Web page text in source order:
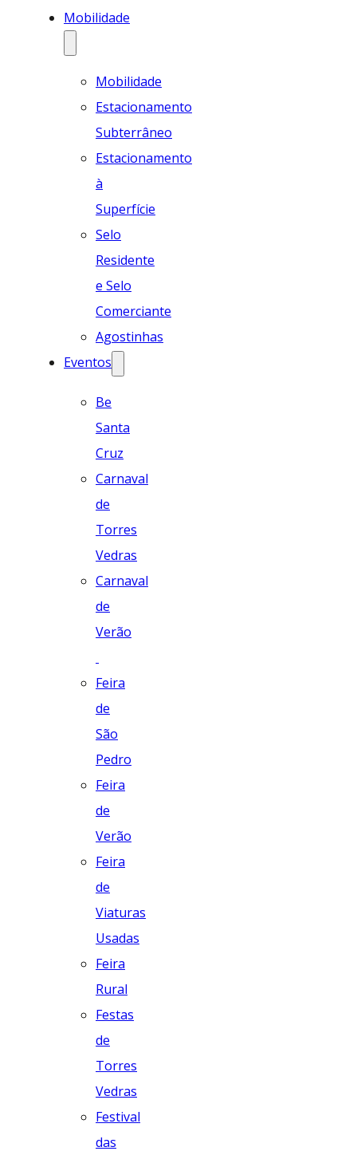
Mobilidade
Mobilidade
Estacionamento
Subterrâneo
Estacionamento
à
Superfície
Selo
Residente
e Selo
Comerciante
Agostinhas
Eventos
Be
Santa
Cruz
Carnaval
de
Torres
Vedras
Carnaval
de
Verão
Feira
de
São
Pedro
Feira
de
Verão
Feira
de
Viaturas
Usadas
Feira
Rural
Festas
de
Torres
Vedras
Festival
das